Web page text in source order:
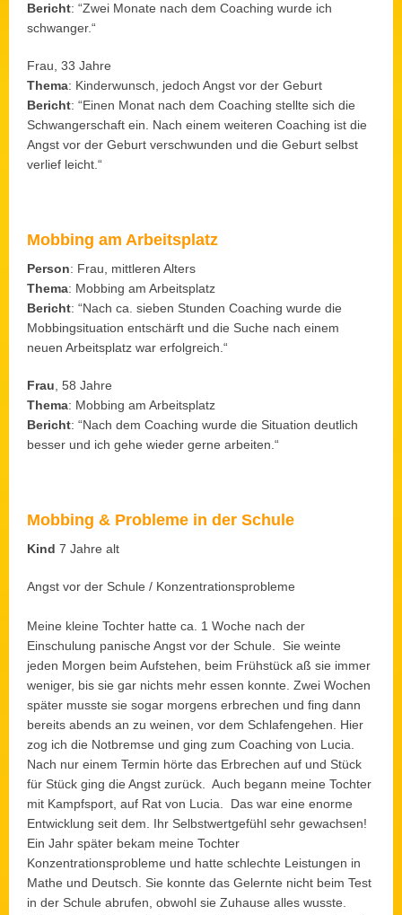
Bericht: “Zwei Monate nach dem Coaching wurde ich
schwanger.“
Frau, 33 Jahre
Thema: Kinderwunsch, jedoch Angst vor der Geburt
Bericht: “Einen Monat nach dem Coaching stellte sich die
Schwangerschaft ein. Nach einem weiteren Coaching ist die
Angst vor der Geburt verschwunden und die Geburt selbst
verlief leicht.“
Mobbing am Arbeitsplatz
Person: Frau, mittleren Alters
Thema: Mobbing am Arbeitsplatz
Bericht: “Nach ca. sieben Stunden Coaching wurde die
Mobbingsituation entschärft und die Suche nach einem
neuen Arbeitsplatz war erfolgreich.“
Frau , 58 Jahre
Thema: Mobbing am Arbeitsplatz
Bericht: “Nach dem Coaching wurde die Situation deutlich
besser und ich gehe wieder gerne arbeiten.“
Mobbing & Probleme in der Schule
Kind 7 Jahre alt
Angst vor der Schule / Konzentrationsprobleme
Meine kleine Tochter hatte ca. 1 Woche nach der
Einschulung panische Angst vor der Schule. Sie weinte
jeden Morgen beim Aufstehen, beim Frühstück aß sie immer
weniger, bis sie gar nichts mehr essen konnte. Zwei Wochen
später musste sie sogar morgens erbrechen und fing dann
bereits abends an zu weinen, vor dem Schlafengehen. Hier
zog ich die Notbremse und ging zum Coaching von Lucia.
Nach nur einem Termin hörte das Erbrechen auf und Stück
für Stück ging die Angst zurück. Auch begann meine Tochter
mit Kampfsport, auf Rat von Lucia. Das war eine enorme
Entwicklung seit dem. Ihr Selbstwertgefühl sehr gewachsen!
Ein Jahr später bekam meine Tochter
Konzentrationsprobleme und hatte schlechte Leistungen in
Mathe und Deutsch. Sie konnte das Gelernte nicht beim Test
in der Schule abrufen, obwohl sie Zuhause alles wusste.